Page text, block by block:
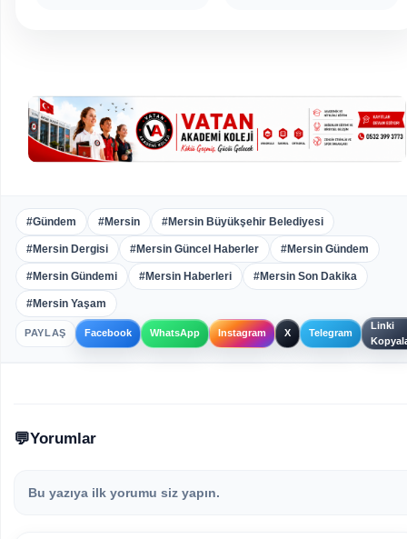
#Gündem #Mersin #Mersin Büyükşehir Belediyesi
#Mersin Dergisi #Mersin Güncel Haberler #Mersin Gündem
#Mersin Gündemi #Mersin Haberleri #Mersin Son Dakika
#Mersin Yaşam
PAYLAŞ Facebook WhatsApp Instagram X Telegram
Linki
Yorumlar
Bu yazıya ilk yorumu siz yapın.